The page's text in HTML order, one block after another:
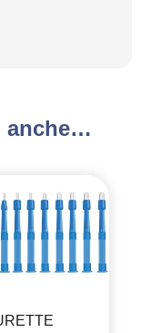
anche…